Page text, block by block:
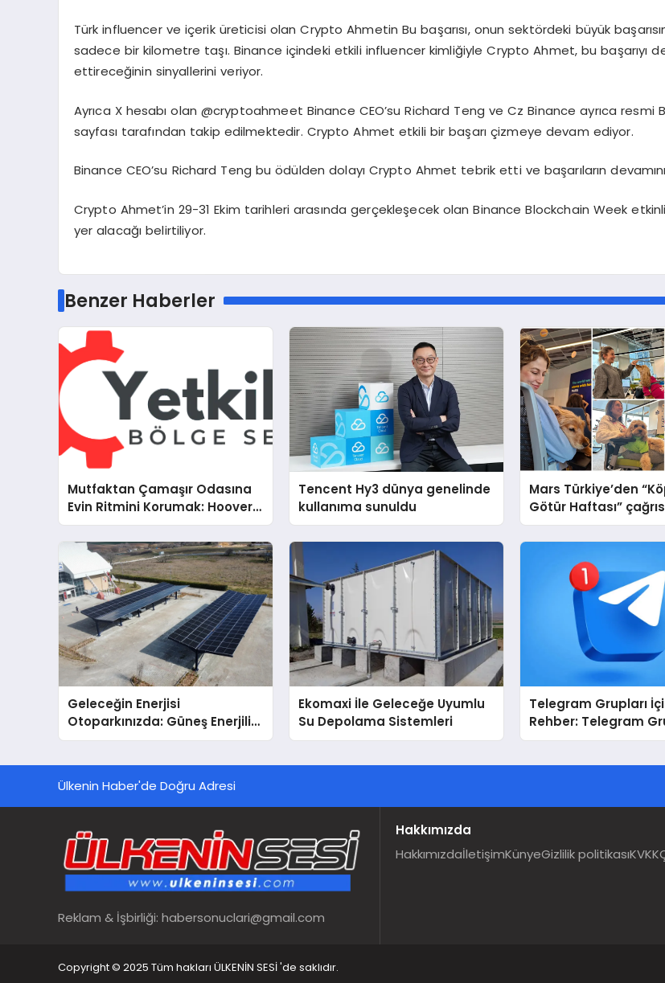
Türk influencer ve içerik üreticisi olan Crypto Ahmetin Bu başarısı, onun sektördeki büyük
sadece bir kilometre taşı. Binance içindeki etkili influencer kimliğiyle Crypto Ahmet, bu başarıyı
ettireceğinin sinyallerini veriyor.
Ayrıca X hesabı olan @cryptoahmeet Binance CEO’su Richard Teng ve Cz Binance ayrıca resmi
sayfası tarafından takip edilmektedir. Crypto Ahmet etkili bir başarı çizmeye devam ediyor.
Binance CEO’su Richard Teng bu ödülden dolayı Crypto Ahmet tebrik etti ve başarıların
Crypto Ahmet’in 29-31 Ekim tarihleri arasında gerçekleşecek olan Binance Blockchain Week
yer alacağı belirtiliyor.
Benzer Haberler
Mutfaktan Çamaşır Odasına
Evin Ritmini Korumak: Hoover
Cihazlarında Dürüst Teknik
Destek Deneyimi
Tencent Hy3 dünya genelinde
kullanıma sunuldu
Mars Türkiye’den
Götür Haftası”
Geleceğin Enerjisi
Otoparkınızda: Güneş Enerjili
Carport (Solar Otopark)
Ekomaxi İle Geleceğe Uyumlu
Su Depolama Sistemleri
Telegram Grupları
Rehber: Telegram
Dizinleri Kullanıcılara
Ülkenin Haber'de Doğru Adresi
Reklam & İşbirliği: habersonuclari@gmail.com
Hakkımızda
HakkımızdaİletişimKünyeGizlilik politikasıKVKK
Copyright © 2025 Tüm hakları ÜLKENİN SESİ 'de saklıdır.